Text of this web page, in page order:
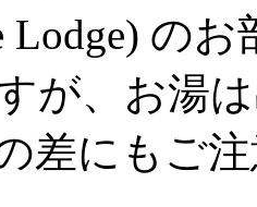
Lodge) の
が、お湯
差にもご